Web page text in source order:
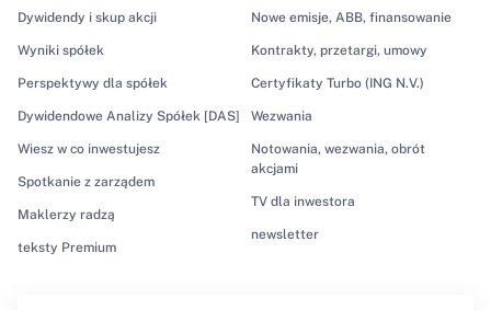
Dywidendy i skup akcji
Wyniki spółek
Perspektywy dla spółek
Dywidendowe Analizy Spółek [DAS]
Wiesz w co inwestujesz
Spotkanie z zarządem
Maklerzy radzą
teksty Premium
Nowe emisje, ABB, finansowanie
Kontrakty, przetargi, umowy
Certyfikaty Turbo (ING N.V.)
Wezwania
Notowania, wezwania, obrót
akcjami
TV dla inwestora
newsletter